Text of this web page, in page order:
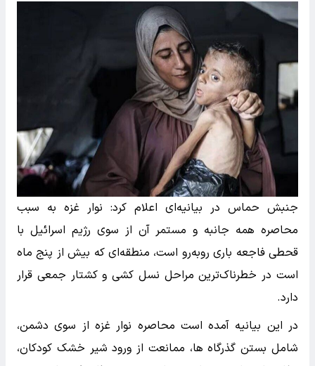
جنبش حماس در بیانیه‌ای اعلام کرد: نوار غزه به سبب
محاصره همه جانبه و مستمر آن از سوی رژیم اسرائیل با
قحطی فاجعه باری رو‌به‌رو است، منطقه‌ای که بیش از پنج ماه
است در خطرناک‌ترین مراحل نسل کشی و کشتار جمعی قرار
دارد.
در این بیانیه آمده است محاصره نوار غزه از سوی دشمن،
شامل بستن گذرگاه ها، ممانعت از ورود شیر خشک کودکان،